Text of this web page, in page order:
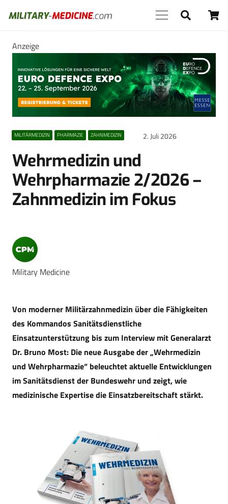
Anzeige
MILITÄRMEDIZIN PHARMAZIE ZAHNMEDIZIN 2. Juli 2026
Wehrmedizin und
Wehrpharmazie 2/2026 –
Zahnmedizin im Fokus
Military Medicine
Von moderner Militärzahnmedizin über die Fähigkeiten
des Kommandos Sanitätsdienstliche
Einsatzunterstützung bis zum Interview mit Generalarzt
Dr. Bruno Most: Die neue Ausgabe der „Wehrmedizin
und Wehrpharmazie“ beleuchtet aktuelle Entwicklungen
im Sanitätsdienst der Bundeswehr und zeigt, wie
medizinische Expertise die Einsatzbereitschaft stärkt.